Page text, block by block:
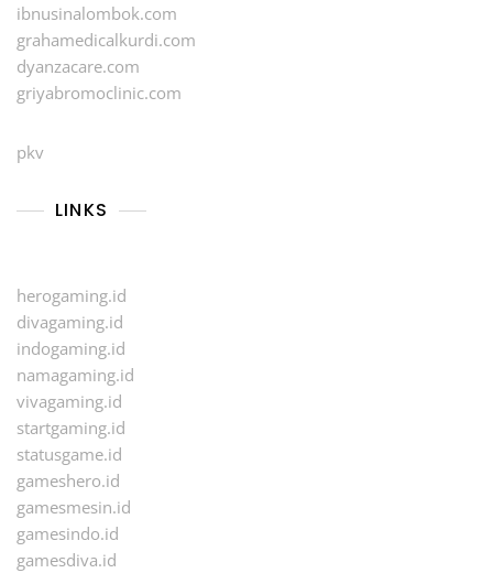
ibnusinalombok.com
grahamedicalkurdi.com
dyanzacare.com
griyabromoclinic.com
pkv
LINKS
herogaming.id
divagaming.id
indogaming.id
namagaming.id
vivagaming.id
startgaming.id
statusgame.id
gameshero.id
gamesmesin.id
gamesindo.id
gamesdiva.id